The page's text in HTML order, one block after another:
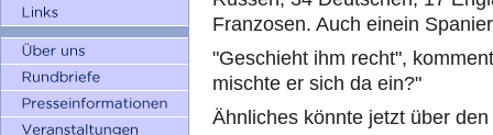
Franzosen. Auch einein
"Geschieht ihm recht",
mischte er sich da ein?"
Ähnliches könnte jetzt über